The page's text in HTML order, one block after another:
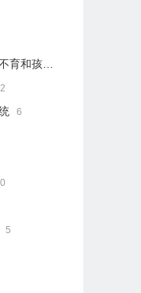
孩子健康
6
5